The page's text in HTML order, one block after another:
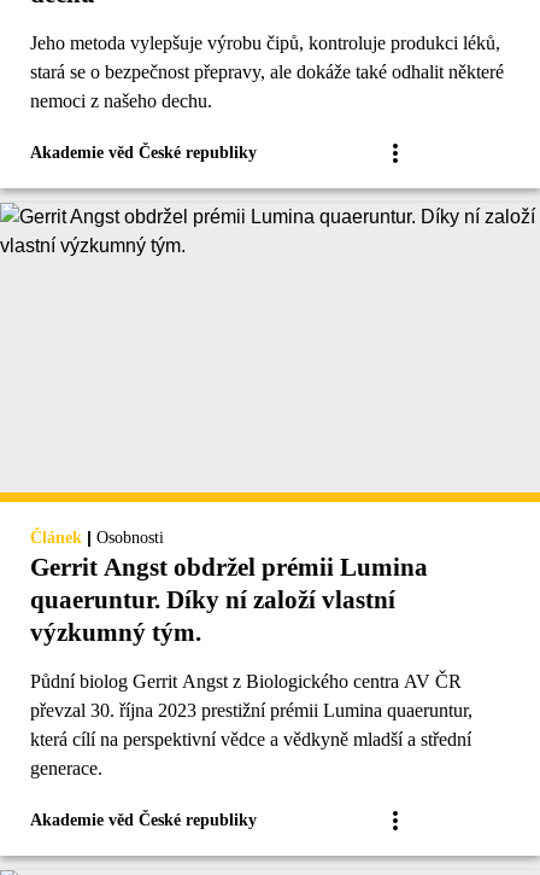
Jeho metoda vylepšuje výrobu čipů, kontroluje produkci léků,
stará se o bezpečnost přepravy, ale dokáže také odhalit některé
nemoci z našeho dechu.
Akademie věd České republiky
Článek | Osobnosti
Gerrit Angst obdržel prémii Lumina
quaeruntur. Díky ní založí vlastní
výzkumný tým.
Půdní biolog Gerrit Angst z Biologického centra AV ČR
převzal 30. října 2023 prestižní prémii Lumina quaeruntur,
která cílí na perspektivní vědce a vědkyně mladší a střední
generace.
Akademie věd České republiky